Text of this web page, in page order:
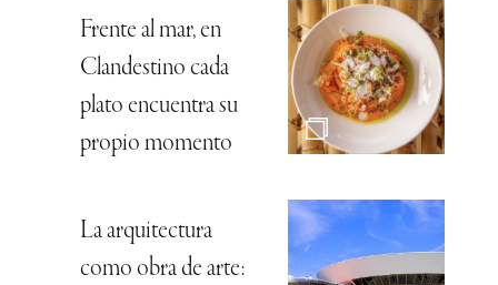
Frente al mar, en
Clandestino cada
plato encuentra su
propio momento
La arquitectura
como obra de arte: